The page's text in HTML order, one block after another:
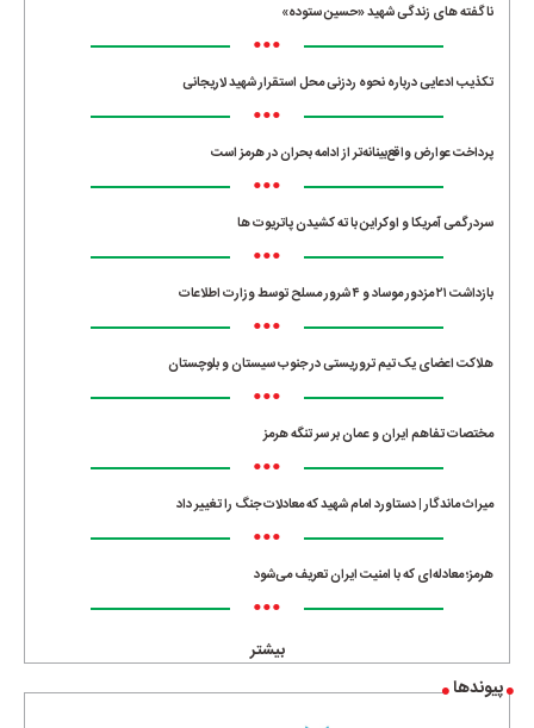
ناگفته های زندگی شهید «حسین ستوده»
•••
تکذیب ادعایی درباره نحوه ردزنی محل استقرار شهید لاریجانی
•••
پرداخت عوارض واقع‌بینانه‌تر از ادامه بحران در هرمز است
•••
سردرگمی آمریکا و اوکراین با ته کشیدن پاتریوت ها
•••
بازداشت ۲۱ مزدور موساد و ۴ شرور مسلح توسط وزارت اطلاعات
•••
هلاکت اعضای یک تیم تروریستی در جنوب سیستان و بلوچستان
•••
مختصات تفاهم ایران و عمان بر سر تنگه هرمز
•••
میراث ماندگار | دستاورد امام شهید که معادلات جنگ را تغییر داد
•••
هرمز؛ معادله‌ای که با امنیت ایران تعریف می‌شود
•••
بیشتر
پیوندها